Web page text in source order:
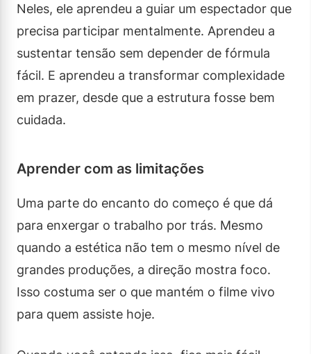
Neles, ele aprendeu a guiar um espectador que
precisa participar mentalmente. Aprendeu a
sustentar tensão sem depender de fórmula
fácil. E aprendeu a transformar complexidade
em prazer, desde que a estrutura fosse bem
cuidada.
Aprender com as limitações
Uma parte do encanto do começo é que dá
para enxergar o trabalho por trás. Mesmo
quando a estética não tem o mesmo nível de
grandes produções, a direção mostra foco.
Isso costuma ser o que mantém o filme vivo
para quem assiste hoje.